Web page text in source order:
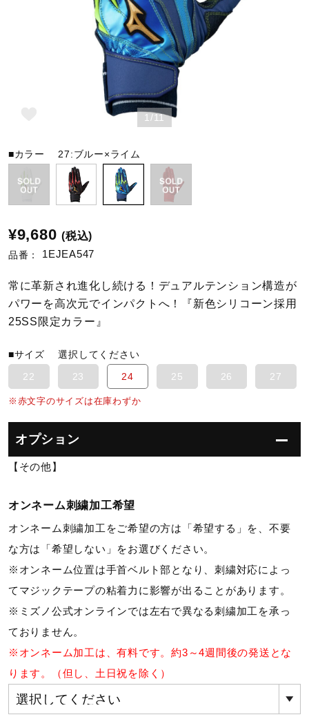
バレーボール
テニス／ソフトテニス
バドミントン
陸上競技
ソフトボール
柔道
ウォーキングシューズ
ライフスタイルグッズ
インナー
寝具／ミズノスリープ
1/11
■カラー 27:ブルー×ライム
¥9,680 (税込)
品番： 1EJEA547
常に革新され進化し続ける！デュアルテンション構造が
パワーを高次元でインパクトへ！『新色シリコーン採用
25SS限定カラー』
■サイズ選択してください
22
23 24 25 26 27
※赤文字のサイズは在庫わずか
オプション
【その他】
オンネーム刺繍加工希望
オンネーム刺繍加工をご希望の方は「希望する」を、不要
な方は「希望しない」をお選びください。
※オンネーム位置は手首ベルト部となり、刺繍対応によっ
てマジックテープの粘着力に影響が出ることがあります。
※ミズノ公式オンラインでは左右で異なる刺繍加工を承っ
ておりません。
※オンネーム加工は、有料です。約3～4週間後の発送とな
ります。（但し、土日祝を除く）